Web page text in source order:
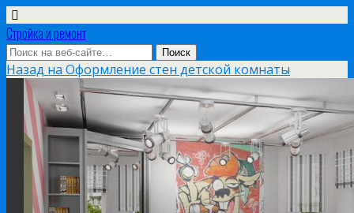
Стройка и ремонт
Назад на Оформление стен детской комнаты